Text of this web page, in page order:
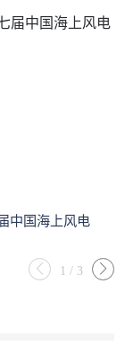
中国海上风电
1 / 3